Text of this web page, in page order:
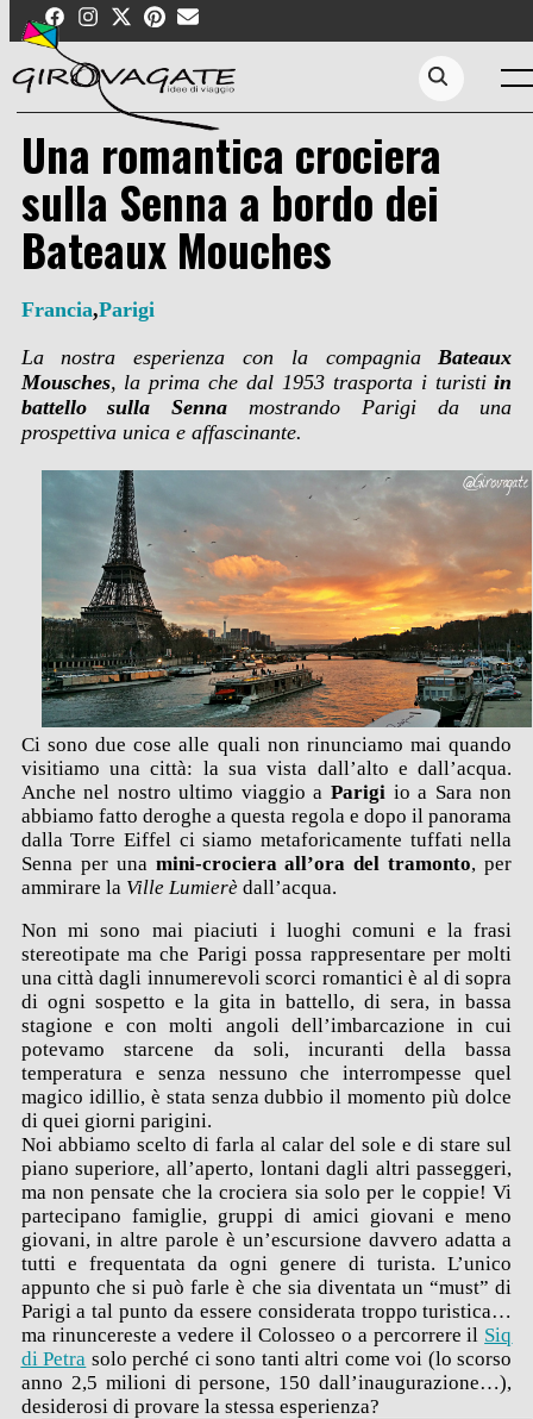
content
Search...
Una romantica crociera
sulla Senna a bordo dei
Bateaux Mouches
Francia,Parigi
La nostra esperienza con la compagniaBateaux
Mousches, la prima che dal 1953 trasporta i turistiin
battello sulla Senna mostrando Parigi da una
prospettiva unica e affascinante.
Ci sono due cose alle quali non rinunciamo mai quando
visitiamo una città: la sua vista dall’alto e dall’acqua.
Anche nel nostro ultimo viaggio aParigi io a Sara non
abbiamo fatto deroghe a questa regola e dopo il panorama
dalla Torre Eiffel ci siamo metaforicamente tuffati nella
Senna per una mini-crociera all’ora del tramonto, per
ammirare la Ville Lumierè dall’acqua.
Non mi sono mai piaciuti i luoghi comuni e la frasi
stereotipate ma che Parigi possa rappresentare per molti
una città dagli innumerevoli scorci romantici è al di sopra
di ogni sospetto e la gita in battello, di sera, in bassa
stagione e con molti angoli dell’imbarcazione in cui
potevamo starcene da soli, incuranti della bassa
temperatura e senza nessuno che interrompesse quel
magico idillio, è stata senza dubbio il momento più dolce
di quei giorni parigini.
Noi abbiamo scelto di farla al calar del sole e di stare sul
piano superiore, all’aperto, lontani dagli altri passeggeri,
ma non pensate che la crociera sia solo per le coppie! Vi
partecipano famiglie, gruppi di amici giovani e meno
giovani, in altre parole è un’escursione davvero adatta a
tutti e frequentata da ogni genere di turista. L’unico
appunto che si può farle è che sia diventata un “must” di
Parigi a tal punto da essere considerata troppo turistica…
ma rinuncereste a vedere il Colosseo o a percorrere il Siq
di Petra solo perché ci sono tanti altri come voi (lo scorso
anno 2,5 milioni di persone, 150 dall’inaugurazione…),
desiderosi di provare la stessa esperienza?